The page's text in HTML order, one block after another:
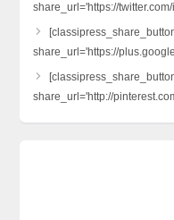
share_url='https://
share_url='https://
share_url='http://